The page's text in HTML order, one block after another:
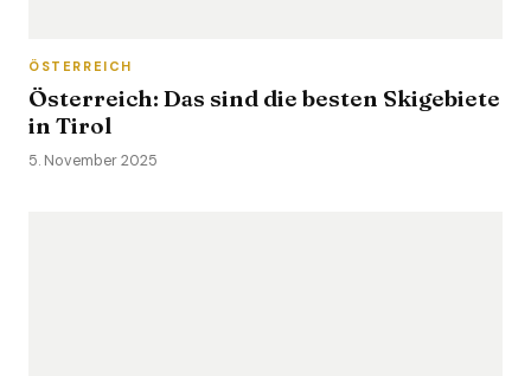
ÖSTERREICH
Österreich: Das sind die besten Skigebiete
in Tirol
5. November 2025